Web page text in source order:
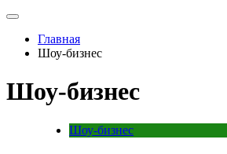
Главная
Шоу-бизнес
Шоу-бизнес
Шоу-бизнес